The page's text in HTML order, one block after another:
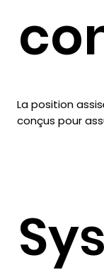
La position
conçus pour